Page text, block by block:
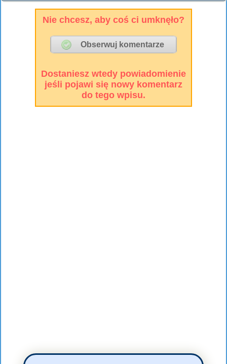
Nie chcesz, aby coś ci umknęło?
Dostaniesz wtedy powiadomienie
jeśli pojawi się nowy komentarz
do tego wpisu.